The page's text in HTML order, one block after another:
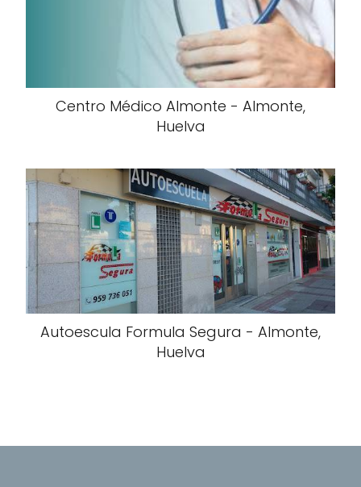
Centro Médico Almonte - Almonte,
Huelva
Autoescula Formula Segura - Almonte,
Huelva